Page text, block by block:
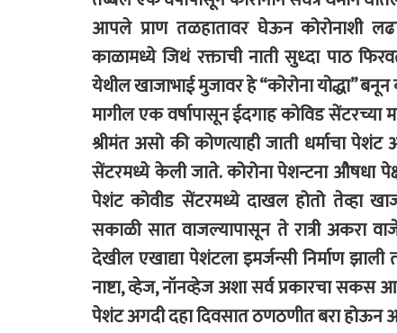
आपले प्राण तळहातावर घेऊन कोरोनाशी
काळामध्ये जिथं रक्ताची नाती सुध्दा पाठ
येथील खाजाभाई मुजावर हे “कोरोना योद्धा”
मागील एक वर्षापासून ईदगाह कोविड सेंटरच्या
श्रीमंत असो की कोणत्याही जाती धर्माचा
सेंटरमध्ये केली जाते. कोरोना पेशन्टना औषधा
पेशंट कोवीड सेंटरमध्ये दाखल होतो तेव्हा
सकाळी सात वाजल्यापासून ते रात्री अकरा
देखील एखाद्या पेशंटला इमर्जन्सी निर्माण
नाष्टा, व्हेज, नॉनव्हेज अशा सर्व प्रकारचा
पेशंट अगदी दहा दिवसात ठणठणीत बरा होऊन